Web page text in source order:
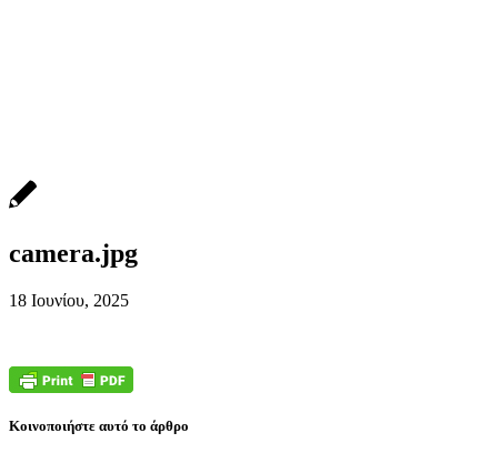
camera.jpg
18 Ιουνίου, 2025
Κοινοποιήστε αυτό το άρθρο